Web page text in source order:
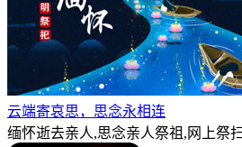
云端寄哀思，思念永相连
缅怀逝去亲人,思念亲人祭祖,网上祭